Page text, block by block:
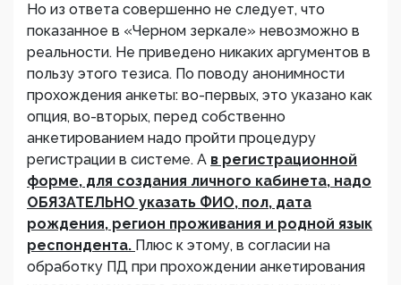
Но из ответа совершенно не следует, что
показанное в «Черном зеркале» невозможно в
реальности. Не приведено никаких аргументов в
пользу этого тезиса. По поводу анонимности
прохождения анкеты: во-первых, это указано как
опция, во-вторых, перед собственно
анкетированием надо пройти процедуру
регистрации в системе. А в регистрационной
форме, для создания личного кабинета, надо
ОБЯЗАТЕЛЬНО указать ФИО, пол, дата
рождения, регион проживания и родной язык
респондента. Плюс к этому, в согласии на
обработку ПД при прохождении анкетирования